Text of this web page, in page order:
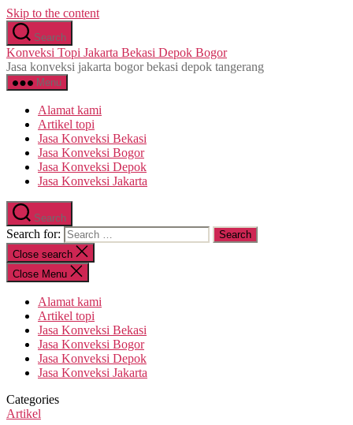
Skip to the content
Search
Konveksi Topi Jakarta Bekasi Depok Bogor
Jasa konveksi jakarta bogor bekasi depok tangerang
Menu
Alamat kami
Artikel topi
Jasa Konveksi Bekasi
Jasa Konveksi Bogor
Jasa Konveksi Depok
Jasa Konveksi Jakarta
Search
Search for:
Close search
Close Menu
Alamat kami
Artikel topi
Jasa Konveksi Bekasi
Jasa Konveksi Bogor
Jasa Konveksi Depok
Jasa Konveksi Jakarta
Categories
Artikel